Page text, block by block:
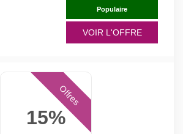
Populaire
VOIR L'OFFRE
15%
Offres